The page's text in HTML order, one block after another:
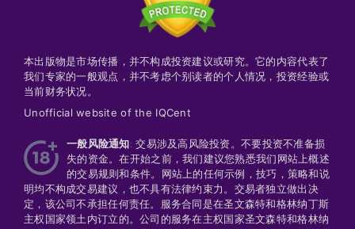
本出版物是市场传播，并不构成投资建议或研究。它的内容代表了
我们专家的一般观点，并不考虑个别读者的个人情况，投资经验或
当前财务状况。
Unofficial website of the IQCent
一般风险通知: 交易涉及高风险投资。不要投资不准备损
失的资金。在开始之前，我们建议您熟悉我们网站上概述
的交易规则和条件。网站上的任何示例，技巧，策略和说
明均不构成交易建议，也不具有法律约束力。交易者独立做出决
定，该公司不承担任何责任。服务合同是在圣文森特和格林纳丁斯
主权国家领土内订立的。公司的服务在主权​​国家圣文森特和格林纳